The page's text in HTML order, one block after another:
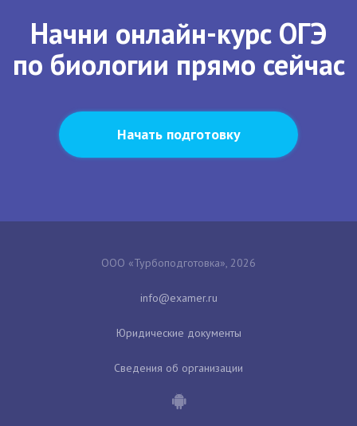
Начни онлайн-курс ОГЭ
по биологии прямо сейчас
Начать подготовку
ООО «Турбоподготовка», 2026
Юридические документы
Сведения об организации